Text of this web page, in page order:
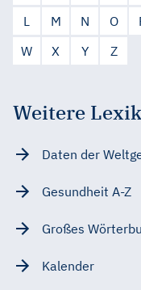
L
M N O
W
X Y Z
Weitere
Daten der
Gesundheit A-Z
Großes
Kalender